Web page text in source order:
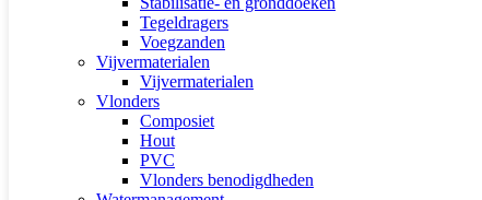
Tegeldragers
Voegzanden
Vijvermaterialen
Vijvermaterialen
Vlonders
Composiet
Hout
PVC
Vlonders benodigdheden